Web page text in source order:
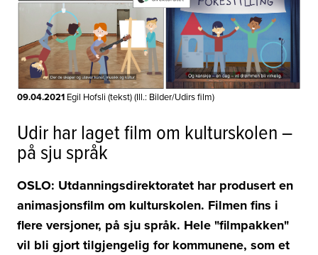
09.04.2021 Egil Hofsli (tekst) (Ill.: Bilder/Udirs film)
Udir har laget film om kulturskolen –
på sju språk
OSLO: Utdanningsdirektoratet har produsert en
animasjonsfilm om kulturskolen. Filmen fins i
flere versjoner, på sju språk. Hele "filmpakken"
vil bli gjort tilgjengelig for kommunene, som et